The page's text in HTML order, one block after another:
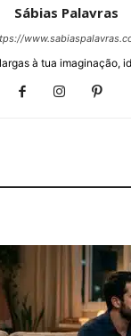
Sábias Palavras
à tua imaginação,